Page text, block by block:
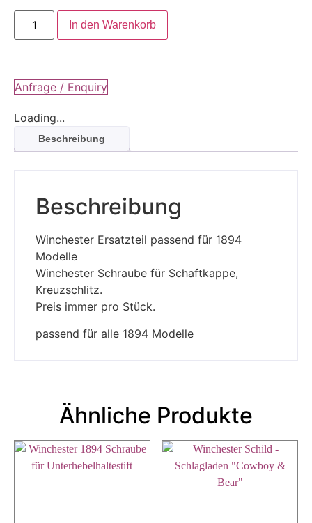
In den Warenkorb
Anfrage / Enquiry
Loading...
Beschreibung
Beschreibung
Winchester Ersatzteil passend für 1894
Modelle
Winchester Schraube für Schaftkappe,
Kreuzschlitz.
Preis immer pro Stück.
passend für alle 1894 Modelle
Ähnliche Produkte